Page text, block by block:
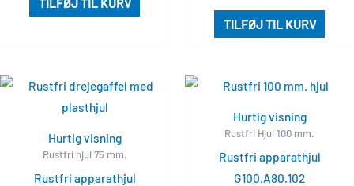
TILFØJ TIL KURV
Hurtig visning
Rustfri hjul 75 mm.
Rustfri apparathjul
Hurtig visning
Rustfri Hjul 100 mm.
Rustfri apparathjul
G100.A80.102